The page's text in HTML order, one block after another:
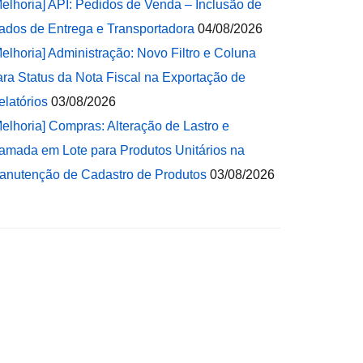
API: Pedidos de Venda – Inclusão de
de Entrega e Transportadora 04/08/2026
Administração: Novo Filtro e Coluna
Status da Nota Fiscal na Exportação de
03/08/2026
Compras: Alteração de Lastro e
em Lote para Produtos Unitários na
de Cadastro de Produtos 03/08/2026